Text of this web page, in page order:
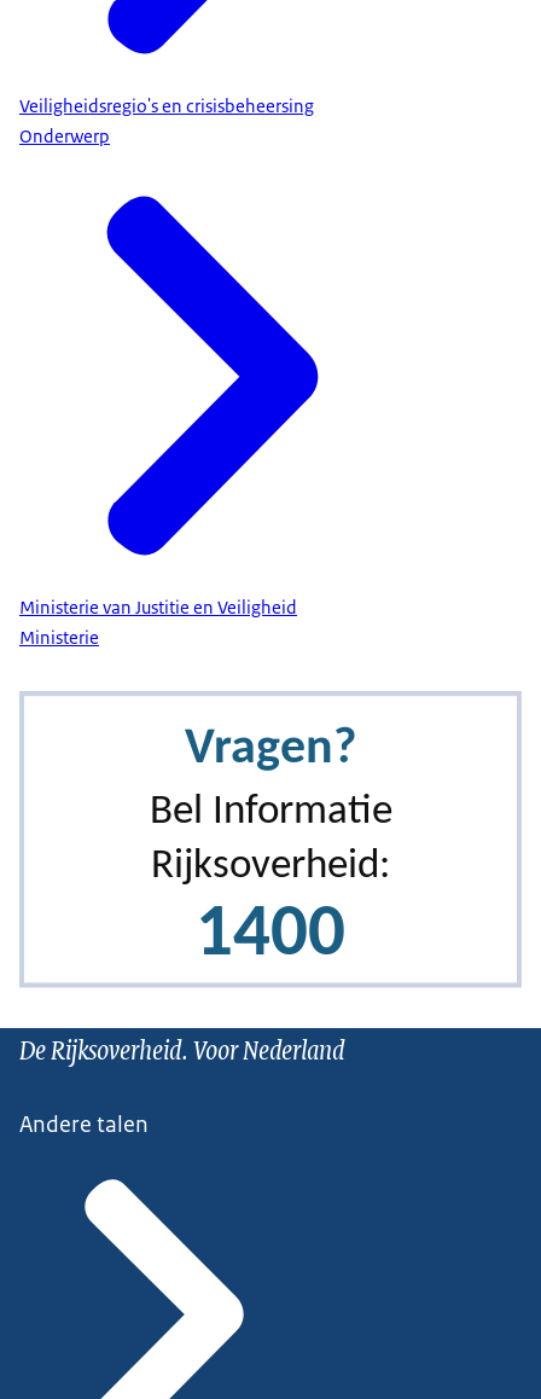
Veiligheidsregio's en crisisbeheersing
Onderwerp
Ministerie van Justitie en Veiligheid
Ministerie
De Rijksoverheid. Voor Nederland
Andere talen